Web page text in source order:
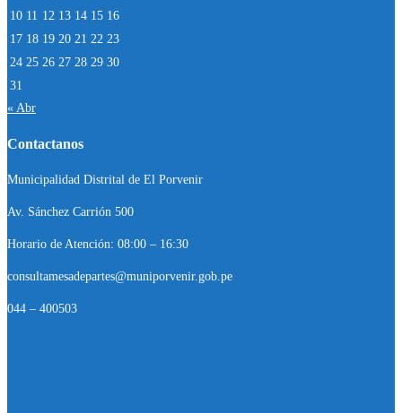
10 11 12 13 14 15 16
17 18 19 20 21 22 23
24 25 26 27 28 29 30
31
« Abr
Contactanos
Municipalidad Distrital de El Porvenir
Av. Sánchez Carrión 500
Horario de Atención: 08:00 – 16:30
consultamesadepartes@muniporvenir.gob.pe
044 – 400503